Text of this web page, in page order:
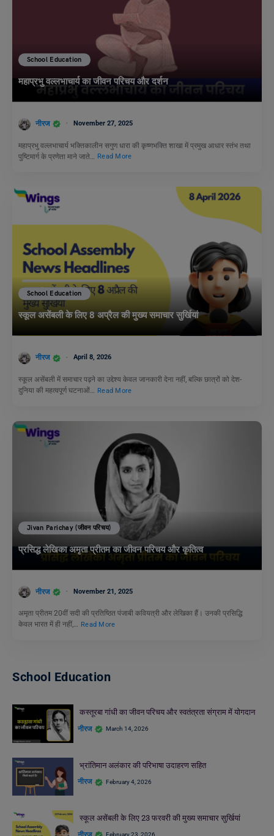
School Education
महाप्रभु वल्लभाचार्य का जीवन परिचय और दर्शन
नीरज November 27, 2025
महाप्रभु वल्लभाचार्य भक्तिकालीन सगुण धारा की कृष्णभक्ति शाखा में प्रमुख आधार स्तंभ तथा
पुष्टिमार्ग के प्रणेता माने जाते…
Read More
School Education
स्कूल असेंबली के लिए 8 अप्रैल की मुख्य समाचार सुर्खियां
नीरज April 8, 2026
स्कूल असेंबली में समाचार पढ़ने का उद्देश्य केवल जानकारी देना नहीं, बल्कि छात्रों को देश-
दुनिया की महत्वपूर्ण घटनाओं… Read More
Jivan Parichay (जीवन परिचय)
प्रसिद्ध लेखिका अमृता प्रीतम का जीवन परिचय और कृतित्व
नीरज November 21, 2025
अमृता प्रीतम 20वीं सदी की प्रतिष्ठित पंजाबी कवियत्री और लेखिका हैं। उनकी प्रसिद्धि
केवल भारत में ही नहीं,… Read More
School Education
कस्तूरबा गांधी का जीवन परिचय और स्वतंत्रता संग्राम में योगदान
नीरज March 14, 2026
भ्रांतिमान अलंकार की परिभाषा उदाहरण सहित
नीरज February 4, 2026
स्कूल असेंबली के लिए 23 फरवरी की मुख्य समाचार सुर्खियां
February 23, 2026